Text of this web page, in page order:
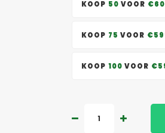
KOOP 50 VOOR
KOOP 75 VOOR
KOOP 100 VOOR